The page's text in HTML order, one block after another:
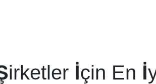
İçin En